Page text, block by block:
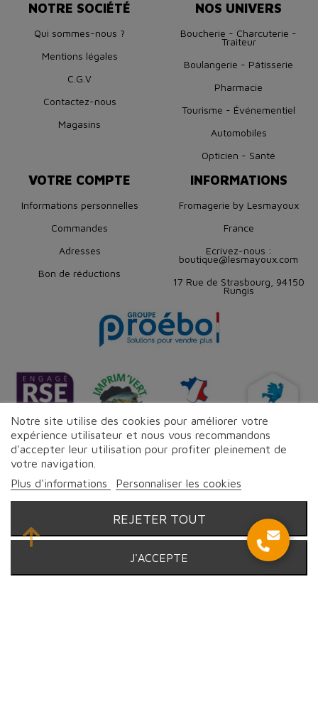
NOTRE SOCIÉTÉ
Qui sommes-nous ?
Mentions légales
C.G.V
Contactez-nous
Magasins
NOS UNIVERS
Boucherie - Charcuterie -
Traiteur
Boulangerie - Pâtisserie
Pharmacie
Tourisme - Événementiel
Automobiles
Opticien - Santé
VOTRE COMPTE
Informations personnelles
Commandes
Adresses
Bon de réductions
INFORMATIONS
Fromagerie by Lesmayoux
France
Ecrivez-nous :
boutique@lesmayoux.com
17 Rue de Strasbourg, 94150
Rungis
Notre site utilise des cookies pour améliorer votre
expérience utilisateur et nous vous recommandons
d'accepter leur utilisation pour profiter pleinement de
votre navigation.
Plus d'informations
Personnaliser les cookies
REJETER TOUT
J'ACCEPTE
© Proebo - Fromagerie by Lesmayoux - 2026 | Tous droits